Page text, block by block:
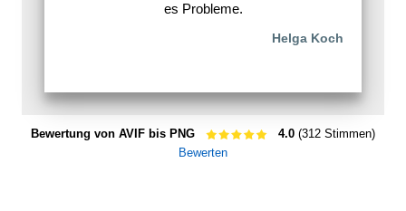
es Probleme.
Helga Koch
Bewertung von AVIF bis PNG 4.0 (312 Stimmen)
Bewerten